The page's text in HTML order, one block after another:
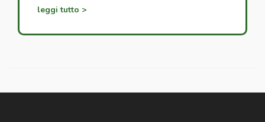
leggi tutto >